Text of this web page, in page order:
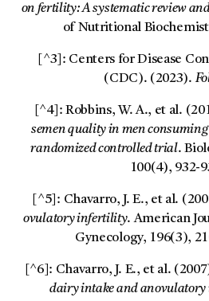
on fertility: A systematic review
of Nutritional
[^3]: Centers for Disease
(CDC). (2023).
[^4]: Robbins, W. A., et al.
semen quality in men
randomized controlled trial.
100(4), 932-
[^5]: Chavarro, J. E., et al.
ovulatory infertility. American
Gynecology, 196(3),
[^6]: Chavarro, J. E., et al.
dairy intake and